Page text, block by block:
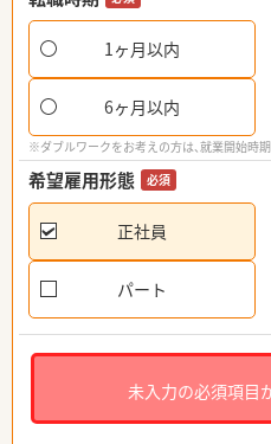
1ヶ月以内
6ヶ月以内
※ダブルワークをお考えの方は、就業開始時
希望雇用形態 必須
正社員
パート
未入力の必須項目